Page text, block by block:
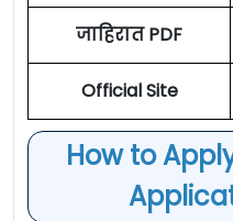
जाहिरात PDF
Official Site
How to